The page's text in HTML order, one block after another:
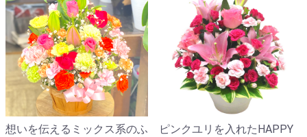
想いを伝えるミックス系のふ
ピンクユリを入れたHAPPY